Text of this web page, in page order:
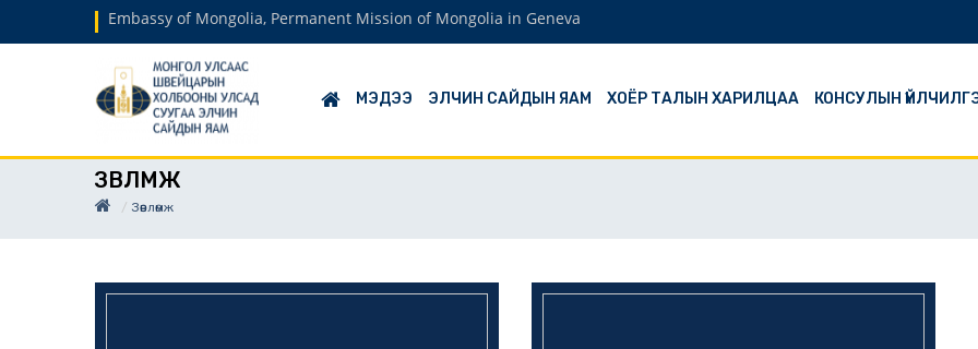
Embassy of Mongolia, Permanent Mission of Mongolia in Geneva
МЭДЭЭ ЭЛЧИН САЙДЫН ЯАМ ХОЁР ТАЛЫН ХАРИЛЦАА КОНСУЛЫН
ЗӨВЛӨМЖ
Зөвлөмж